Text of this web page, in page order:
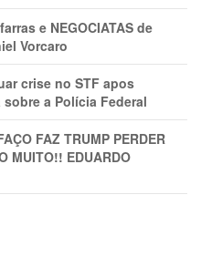
e NEGOCIATAS de
Vorcaro
crise no STF apos
a Polícia Federal
FAZ TRUMP PERDER
MUITO!! EDUARDO